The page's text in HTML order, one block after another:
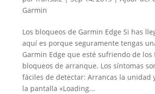
Garmin
Los bloqueos de Garmin Edge Si has
aquí es porque seguramente tengas
Garmin Edge que esté sufriendo de los
bloqueos de arranque. Los síntomas
fáciles de detectar: Arrancas la unidad
la pantalla «Loading...